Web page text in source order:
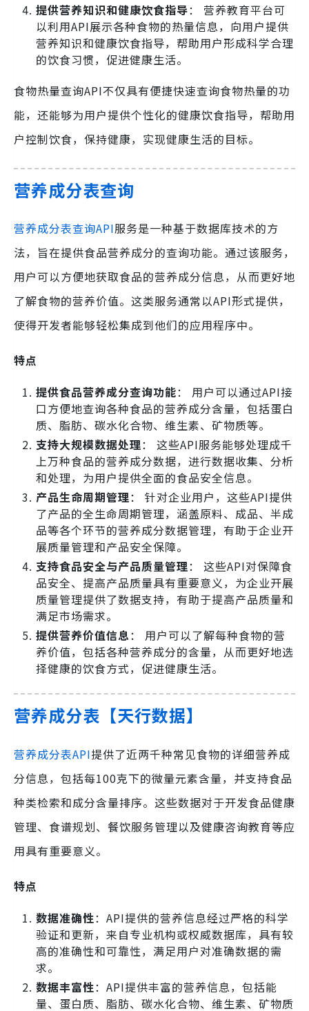
提供营养知识和健康饮食指导： 营养教育平台可
以利用API展示各种食物的热量信息，向用户提供
营养知识和健康饮食指导，帮助用户形成科学合理
的饮食习惯，促进健康生活。
食物热量查询API不仅具有便捷快速查询食物热量的功
能，还能够为用户提供个性化的健康饮食指导，帮助用
户控制饮食，保持健康，实现健康生活的目标。
营养成分表查询
营养成分表查询API服务是一种基于数据库技术的方
法，旨在提供食品营养成分的查询功能。通过该服务，
用户可以方便地获取食品的营养成分信息，从而更好地
了解食物的营养价值。这类服务通常以API形式提供，
使得开发者能够轻松集成到他们的应用程序中。
特点
提供食品营养成分查询功能： 用户可以通过API接
口方便地查询各种食品的营养成分含量，包括蛋白
质、脂肪、碳水化合物、维生素、矿物质等。
支持大规模数据处理： 这些API服务能够处理成千
上万种食品的营养成分数据，进行数据收集、分析
和处理，为用户提供全面的食品安全信息。
产品生命周期管理： 针对企业用户，这些API提供
了产品的全生命周期管理，涵盖原料、成品、半成
品等各个环节的营养成分数据管理，有助于企业开
展质量管理和产品安全保障。
支持食品安全与产品质量管理： 这些API对保障食
品安全、提高产品质量具有重要意义，为企业开展
质量管理提供了数据支持，有助于提高产品质量和
满足市场需求。
提供营养价值信息： 用户可以了解每种食物的营
养价值，包括各种营养成分的含量，从而更好地选
择健康的饮食方式，促进健康生活。
营养成分表【天行数据】
营养成分表API提供了近两千种常见食物的详细营养成
分信息，包括每100克下的微量元素含量，并支持食品
种类检索和成分含量排序。这些数据对于开发食品健康
管理、食谱规划、餐饮服务管理以及健康咨询教育等应
用具有重要意义。
特点
数据准确性：API提供的营养信息经过严格的科学
验证和更新，来自专业机构或权威数据库，具有较
高的准确性和可靠性，满足用户对准确数据的需
求。
数据丰富性：API提供丰富的营养信息，包括能
量、蛋白质、脂肪、碳水化合物、维生素、矿物质